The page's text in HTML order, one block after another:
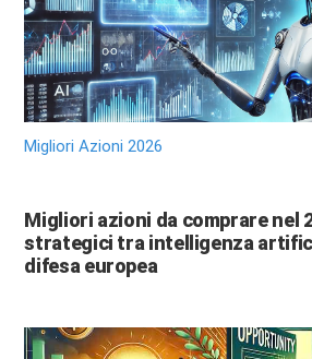
Migliori Azioni 2026
Migliori azioni da comprare nel
strategici tra intelligenza
difesa europea